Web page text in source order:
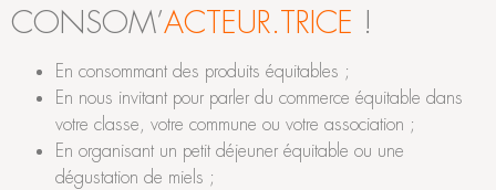
CONSOM’ACTEUR.TRICE !
En consommant des produits équitables ;
En nous invitant pour parler du commerce équitable dans
votre classe, votre commune ou votre association ;
En organisant un petit déjeuner équitable ou une
dégustation de miels ;